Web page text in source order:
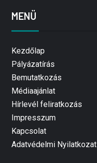
MENÜ
Kezdőlap
Pályázatírás
Bemutatkozás
Médiaajánlat
Hírlevél feliratkozás
Impresszum
Kapcsolat
Adatvédelmi Nyilatkozat